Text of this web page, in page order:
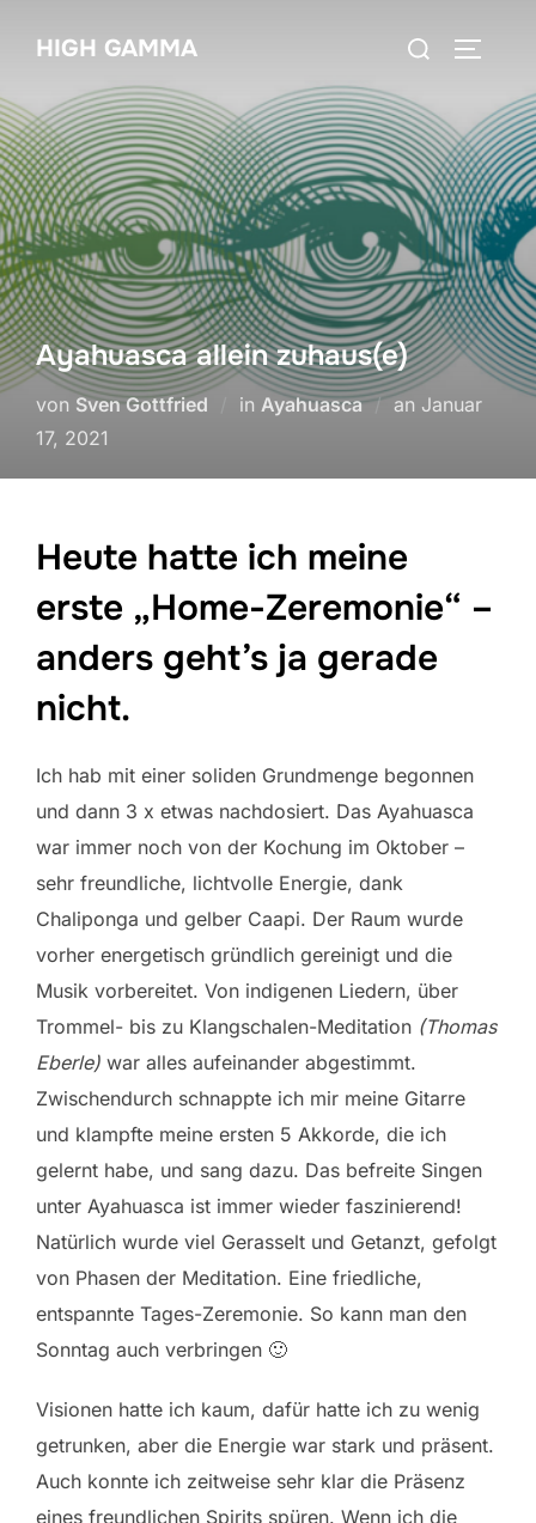
InhaltHIGH GAMMA
Suchen
Ayahuasca allein zuhaus(e)
von Sven Gottfried in Ayahuasca an Januar
17, 2021
Heute hatte ich meine
erste „Home-Zeremonie“ –
anders geht’s ja gerade
nicht.
Ich hab mit einer soliden Grundmenge begonnen
und dann 3 x etwas nachdosiert. Das Ayahuasca
war immer noch von der Kochung im Oktober –
sehr freundliche, lichtvolle Energie, dank
Chaliponga und gelber Caapi. Der Raum wurde
vorher energetisch gründlich gereinigt und die
Musik vorbereitet. Von indigenen Liedern, über
Trommel- bis zu Klangschalen-Meditation (Thomas
Eberle) war alles aufeinander abgestimmt.
Zwischendurch schnappte ich mir meine Gitarre
und klampfte meine ersten 5 Akkorde, die ich
gelernt habe, und sang dazu. Das befreite Singen
unter Ayahuasca ist immer wieder faszinierend!
Natürlich wurde viel Gerasselt und Getanzt, gefolgt
von Phasen der Meditation. Eine friedliche,
entspannte Tages-Zeremonie. So kann man den
Sonntag auch verbringen 🙂
Visionen hatte ich kaum, dafür hatte ich zu wenig
getrunken, aber die Energie war stark und präsent.
Auch konnte ich zeitweise sehr klar die Präsenz
eines freundlichen Spirits spüren. Wenn ich die